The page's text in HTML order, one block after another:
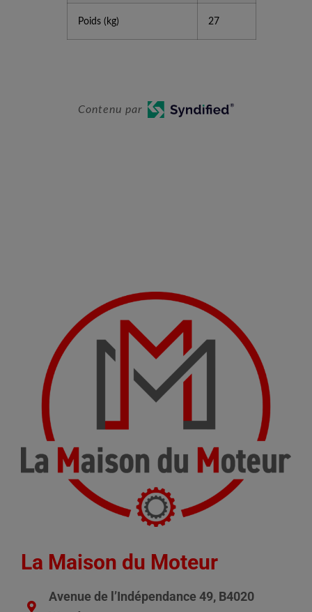
Poids (kg) 27
Contenu par
La Maison du Moteur
Avenue de l’Indépendance 49, B4020